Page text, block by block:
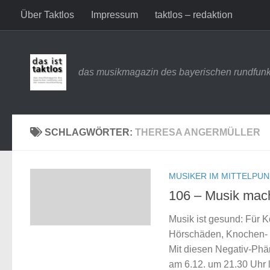
Zum Inhalt springen
Über Taktlos Impressum taktlos – redaktion
das musikmagazin des bayerischen
SCHLAGWÖRTER: THERESA ANGERMÜLLER
MUSIKER IM
106 – Musik
Musik ist gesund: Für
Hörschäden,
Mit diesen Negativ-
am 6.12. um 21.30